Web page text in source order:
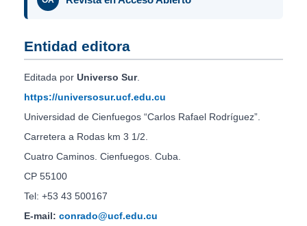
Entidad editora
Editada por Universo Sur.
https://universosur.ucf.edu.cu
Universidad de Cienfuegos “Carlos Rafael Rodríguez”.
Carretera a Rodas km 3 1/2.
Cuatro Caminos. Cienfuegos. Cuba.
CP 55100
Tel: +53 43 500167
E-mail: conrado@ucf.edu.cu